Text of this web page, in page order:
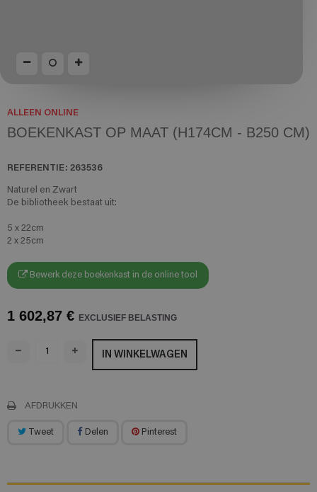
ALLEEN ONLINE
BOEKENKAST OP MAAT (H174CM - B250 CM)
REFERENTIE: 263536
Naturel en Zwart
De bibliotheek bestaat uit:
5 x 22cm
2 x 25cm
Bewerk deze boekenkast in de online tool
1 602,87 € EXCLUSIEF BELASTING
IN WINKELWAGEN
AFDRUKKEN
Tweet Delen Pinterest